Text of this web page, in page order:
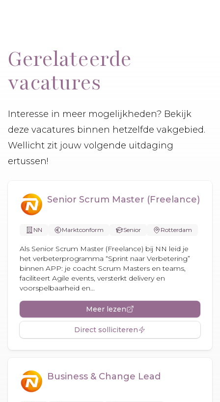
Gerelateerde
vacatures
Interesse in meer mogelijkheden? Bekijk
deze vacatures binnen hetzelfde vakgebied.
Wellicht zit jouw volgende uitdaging
ertussen!
Senior Scrum Master (Freelance)
NN Marktconform Senior Rotterdam
Als Senior Scrum Master (Freelance) bij NN leid je
het verbeterprogramma “Sprint naar Verbetering”
binnen APP: je coacht Scrum Masters en teams,
faciliteert Agile events, versterkt delivery en
voorspelbaarheid en...
Meer lezen
Direct solliciteren
Business & Change Lead